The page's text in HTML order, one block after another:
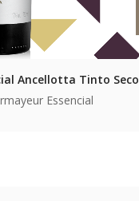
Ancellotta Tinto Seco
Essencial